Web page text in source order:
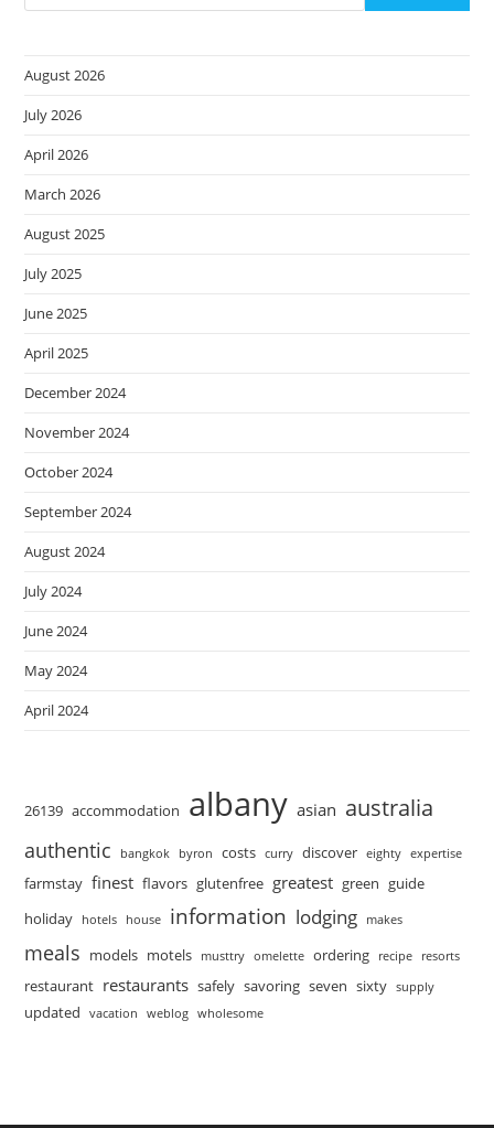
August 2026
July 2026
April 2026
March 2026
August 2025
July 2025
June 2025
April 2025
December 2024
November 2024
October 2024
September 2024
August 2024
July 2024
June 2024
May 2024
April 2024
26139 accommodation albany asian australia
authentic bangkok byron costs curry discover eighty expertise
farmstay finest flavors glutenfree greatest green guide
holiday
hotels house information lodging makes
meals models motels musttry omelette ordering recipe resorts
restaurant restaurants safely savoring seven sixty supply
updated vacation weblog wholesome